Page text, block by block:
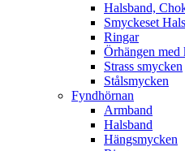
Halsband,
Smyckeset
Ringar
Örhängen
Strass smycken
Stålsmycken
Fyndhörnan
Armband
Halsband
Hängsmycken